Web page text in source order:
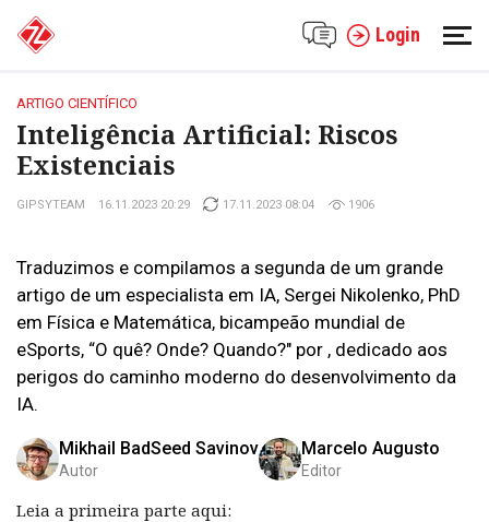
Login
ARTIGO CIENTÍFICO
Inteligência Artificial: Riscos
Existenciais
GIPSYTEAM 16.11.2023 20:29 17.11.2023 08:04 1906
Traduzimos e compilamos a segunda de um grande
artigo de um especialista em IA, Sergei Nikolenko, PhD
em Física e Matemática, bicampeão mundial de
eSports, “O quê? Onde? Quando?" por , dedicado aos
perigos do caminho moderno do desenvolvimento da
IA.
Mikhail BadSeed Savinov
Autor
Marcelo Augusto
Editor
Leia a primeira parte aqui: